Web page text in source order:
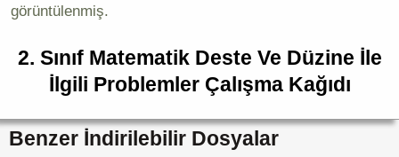
görüntülenmiş.
2. Sınıf Matematik Deste Ve Düzine İle
İlgili Problemler Çalışma Kağıdı
Benzer İndirilebilir Dosyalar